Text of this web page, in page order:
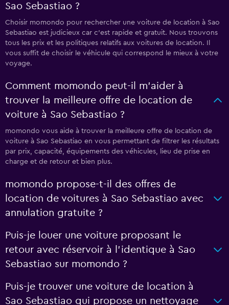
Sao Sebastiao ?
Choisir momondo pour rechercher une voiture de location à Sao
Sebastiao est judicieux car c'est rapide et gratuit. Nous trouvons
tous les prix et les politiques relatifs aux voitures de location. Il
vous suffit de choisir le véhicule qui correspond le mieux à votre
voyage.
Comment momondo peut-il m’aider à
trouver la meilleure offre de location de
voiture à Sao Sebastiao ?
momondo vous aide à trouver la meilleure offre de location de
voiture à Sao Sebastiao en vous permettant de filtrer les résultats
par prix, capacité, équipements des véhicules, lieu de prise en
charge et de retour et bien plus.
momondo propose-t-il des offres de
location de voitures à Sao Sebastiao avec
annulation gratuite ?
Puis-je louer une voiture proposant le
retour avec réservoir à l’identique à Sao
Sebastiao sur momondo ?
Puis-je trouver une voiture de location à
Sao Sebastiao qui propose un nettoyage